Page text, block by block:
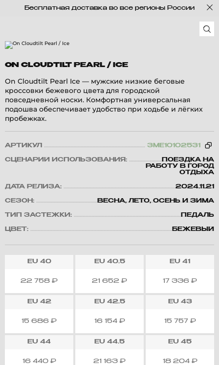
Бесплатная доставка во все регионы России
ON CLOUDTILT PEARL / ICE
On Cloudtilt Pearl Ice — мужские низкие беговые
кроссовки бежевого цвета для городской
повседневной носки. Комфортная универсальная
подошва обеспечивает удобство при ходьбе и лёгких
пробежках.
АРТИКУЛ 3ME10102531
СЦЕНАРИЙ ИСПОЛЬЗОВАНИЯ:
ПОЕЗДКА НА
РАБОТУ В ГОРОД
ОТДЫХА
ДАТА РЕЛИЗА: 2024.11.21
СЕЗОН: ВЕСНА, ЛЕТО, ОСЕНЬ И ЗИМА
ТИП ЗАСТЕЖКИ: ПЕДАЛЬ
ЦВЕТ: БЕЖЕВЫЙ
EU40
22 758 ₽
EU40.5
21 652 ₽
EU 41
17 336 ₽
EU42
15 686 ₽
EU42.5
16 154 ₽
EU43
15 757 ₽
EU 44
16 440 ₽
EU 44.5
21 163 ₽
EU 45
18 204 ₽